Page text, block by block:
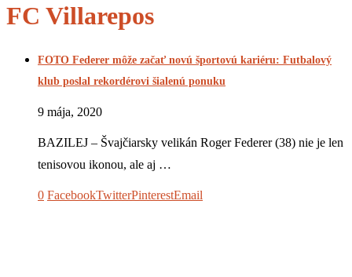
FC Villarepos
FOTO Federer môže začať novú športovú kariéru: Futbalový
klub poslal rekordérovi šialenú ponuku
9 mája, 2020
BAZILEJ – Švajčiarsky velikán Roger Federer (38) nie je len
tenisovou ikonou, ale aj …
0 FacebookTwitterPinterestEmail